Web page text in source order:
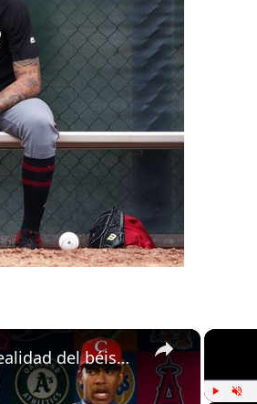
×
Luis Miguel Navas y la realidad del béisbol cubano